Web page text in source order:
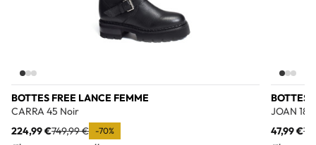
BOTTES FREE LANCE FEMME
CARRA 45 Noir
224,99 €749,99 € -70%
BOTTES
JOAN 18
47,99 €